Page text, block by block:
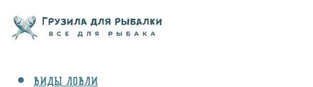
ВИДЫ ЛОВЛИ